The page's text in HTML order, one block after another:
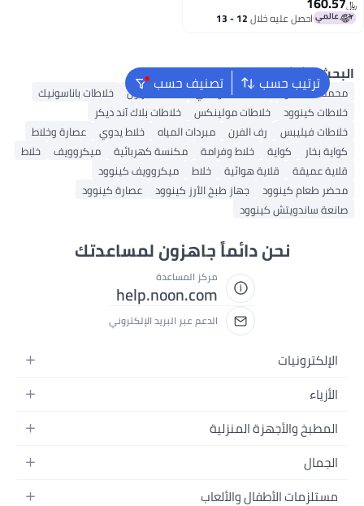
الصلصات، وأكثر - شفرات
احصل عليه خلال 12 - 13
ترتيب حسب تصنيف حسب الشائع
القهوة خلاطات سوكاني خلاطات براون
خلاطات باناسونيك
كينوود
خلاطات مولينكس
خلاطات بلاك آند ديكر
فيليبس
رف الفرن مبردات المياه خلاط يدوي
عصارة وخلاط
بخار
كواية خلاط وفرامة مكنسة كهربائية ميكروويف
خلاط
عميقة
قلاية هوائية خلاط
ميكروويف كينوود
طعام كينوود
جهاز طبخ الأرز كينوود
عصارة كينوود
ساندويتش كينوود
نحن دائماً جاهزون لمساعدتك
مركز المساعدة
help.noon.com
الدعم عبر البريد الإلكتروني
الإلكترونيات
الجوالات
اللابتوبات
الأجهزة المنزلية
الأزياء
أزياء نسائية
أزياء البنات
أزياء الأولاد
المطبخ والأجهزة المنزلية
الحمام
الجمال
العطور
مستلزمات الأطفال والألعاب